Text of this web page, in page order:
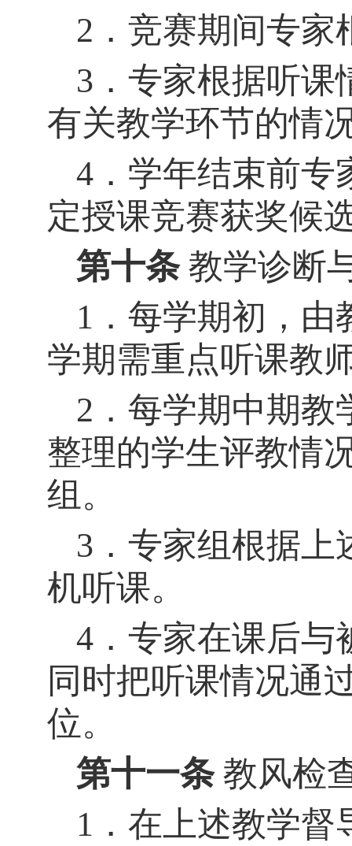
2．竞赛期间专家
3．专家根据听课
有关教学环节的情
4．学年结束前专
定授课竞赛获奖候
第十条 教学诊断
1．每学期初，
学期需重点听课教
2．每学期中期教
整理的学生评教情
组。
3．专家组根据上
机听课。
4．专家在课后与
同时把听课情况通
位。
第十一条 教风检
1．在上述教学